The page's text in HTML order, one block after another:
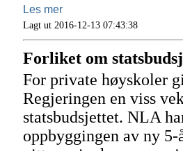
Les mer
Lagt ut 2016-12-13 07:43:38
Forliket om
For private høyskoler
Regjeringen en viss
statsbudsjettet. NLA
oppbyggingen av ny